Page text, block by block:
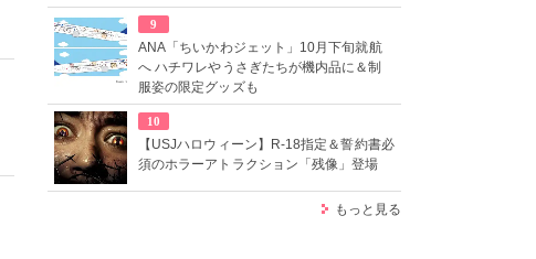
9
ANA「ちいかわジェット」10月下旬就航
へ ハチワレやうさぎたちが機内品に＆制
服姿の限定グッズも
10
【USJハロウィーン】R-18指定＆誓約書必
須のホラーアトラクション「残像」登場
もっと見る